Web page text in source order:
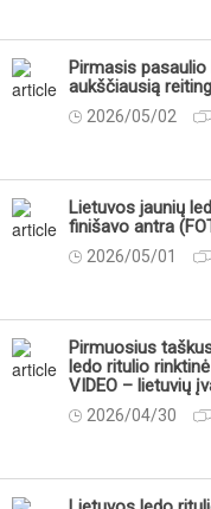
Pirmasis
aukščiausią
2026/05/02
Lietuvos jaunių
finišavo antra
2026/05/01
Pirmuosius
ledo ritulio
VIDEO – lietuvių
2026/04/30